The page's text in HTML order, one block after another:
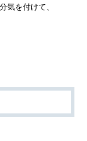
気を付けて、